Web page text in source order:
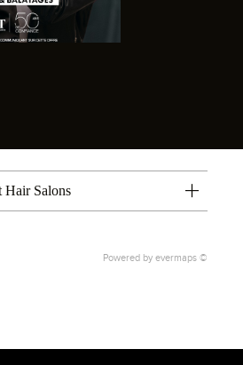
Hair Salons
Powered by evermaps ©